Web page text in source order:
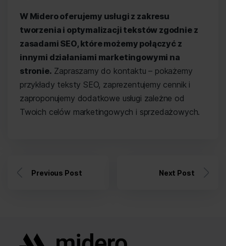
W Midero oferujemy usługi z zakresu
tworzenia i optymalizacji tekstów zgodnie z
zasadami SEO, które możemy połączyć z
innymi działaniami marketingowymi na
stronie. Zapraszamy do kontaktu – pokażemy
przykłady teksty SEO, zaprezentujemy cennik i
zaproponujemy dodatkowe usługi zależne od
Twoich celów marketingowych i sprzedażowych.
Previous Post Next Post